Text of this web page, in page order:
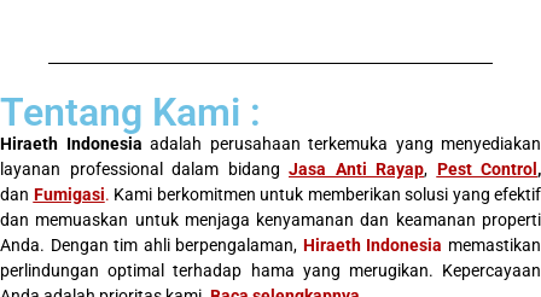
Tentang Kami :
Hiraeth Indonesia adalah perusahaan terkemuka yang menyediakan
layanan professional dalam bidang Jasa Anti Rayap, Pest Control ,
dan Fumigasi. Kami berkomitmen untuk memberikan solusi yang efektif
dan memuaskan untuk menjaga kenyamanan dan keamanan properti
Anda. Dengan tim ahli berpengalaman, Hiraeth Indonesia memastikan
perlindungan optimal terhadap hama yang merugikan. Kepercayaan